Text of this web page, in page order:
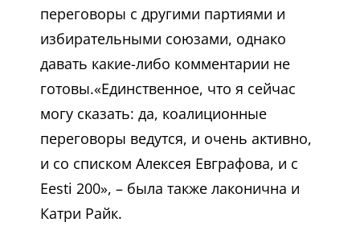
переговоры с другими партиями и
избирательными союзами, однако
давать какие-либо комментарии не
готовы.«Единственное, что я сейчас
могу сказать: да, коалиционные
переговоры ведутся, и очень активно,
и со списком Алексея Евграфова, и с
Eesti 200», – была также лаконична и
Катри Райк.